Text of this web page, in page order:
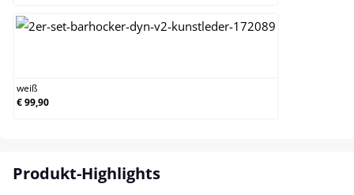
weiß
€ 99,90
Produkt-Highlights